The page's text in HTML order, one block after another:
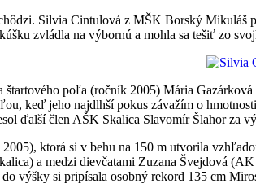
Silvia Cintulová z MŠK Borský
zvládla na výbornú a mohla sa tešiť zo
štartového poľa (ročník 2005) Mária
keď jeho najdlhší pokus závažím o
ďalší člen AŠK Skalica Slavomír Šlahor za
ktorá si v behu na 150 m utvorila
a medzi dievčatami Zuzana Švejdová
výšky si pripísala osobný rekord 135 cm